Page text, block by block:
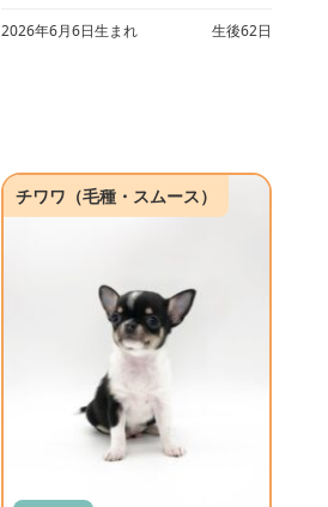
2026年6月6日生まれ 生後62日
チワワ（毛種・スムース）